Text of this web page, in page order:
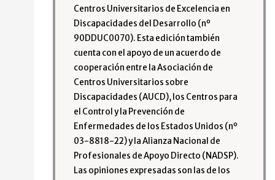
Centros Universitarios de Excelencia en
Discapacidades del Desarrollo (nº
90DDUC0070). Esta edición también
cuenta con el apoyo de un acuerdo de
cooperación entre la Asociación de
Centros Universitarios sobre
Discapacidades (AUCD), los Centros para
el Control y la Prevención de
Enfermedades de los Estados Unidos (nº
03-8818-22) y la Alianza Nacional de
Profesionales de Apoyo Directo (NADSP).
Las opiniones expresadas son las de los